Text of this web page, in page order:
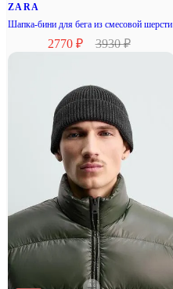
ZARA
Шапка-бини для бега из смесовой шерсти
2770 ₽ 3930 ₽